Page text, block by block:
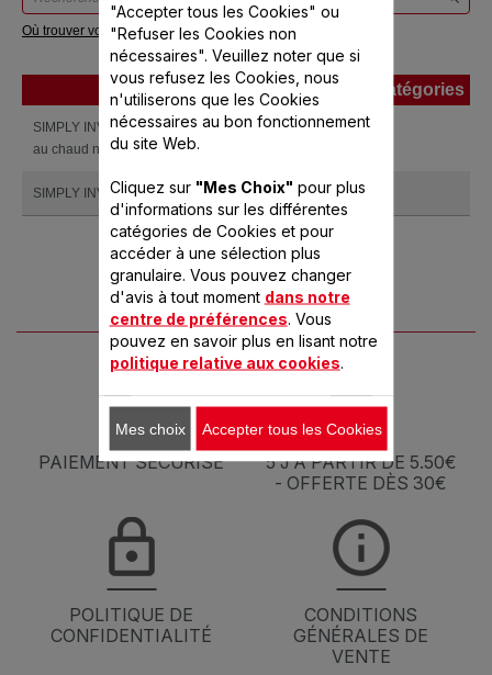
Où trouver votre référence ?
Produits Références
Catégories
Produits
Références
SIMPLY INVENTS 3 bols maintien
au chaud noir
SIMPLY INVENTS VC111600
PAIEMENT SÉCURISÉ
5 J À PARTIR DE 5.50€
- OFFERTE DÈS 30€
POLITIQUE DE
CONFIDENTIALITÉ
CONDITIONS
GÉNÉRALES DE
VENTE
"Accepter tous les Cookies" ou
"Refuser les Cookies non
nécessaires". Veuillez noter que si
vous refusez les Cookies, nous
n'utiliserons que les Cookies
nécessaires au bon fonctionnement
du site Web.
Cliquez sur "Mes Choix" pour plus
d'informations sur les différentes
catégories de Cookies et pour
accéder à une sélection plus
granulaire. Vous pouvez changer
d'avis à tout moment dans notre
centre de préférences. Vous
pouvez en savoir plus en lisant notre
politique relative aux cookies.
Mes choix Accepter tous les Cookies